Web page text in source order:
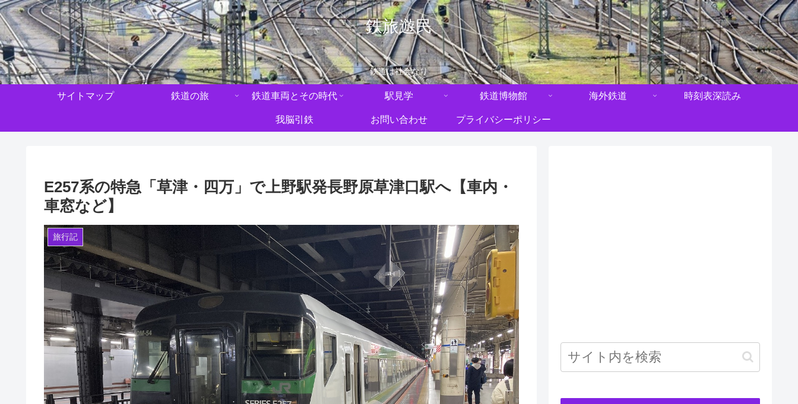
鉄旅遊民
鉄道は社会なり
サイトマップ 鉄道の旅 鉄道車両とその時代 駅見学 鉄道博物館 海外鉄道 時刻表深読み
我脳引鉄 お問い合わせ プライバシーポリシー
E257系の特急「草津・四万」で上野駅発長野原草津口駅へ【車内・
車窓など】
旅行記